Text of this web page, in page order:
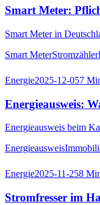
Smart Meter:
Smart Meter in
Smart MeterStromzähler
Energie2025-12-057
Energieausweis:
Energieausweis beim
Energieausweis
Energie2025-11-258
Stromfresser im